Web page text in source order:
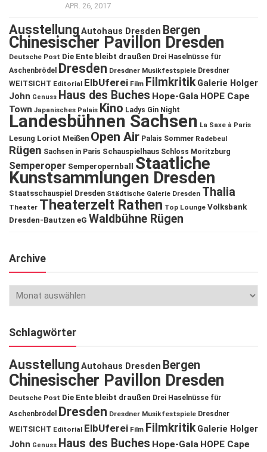
APR. 26, 2017
Ausstellung Autohaus Dresden Bergen
Chinesischer Pavillon Dresden
Deutsche Post Die Ente bleibt draußen Drei Haselnüsse für
Aschenbrödel
Dresden Dresdner Musikfestspiele Dresdner
WEITSICHT Editorial ElbUferei Film Filmkritik Galerie Holger
John Genuss Haus des Buches Hope-Gala HOPE Cape
Town Japanisches Palais Kino Ladys Gin Night
Landesbühnen Sachsen La Saxe à Paris
Lesung Loriot Meißen Open Air Palais Sommer Radebeul
Rügen Sachsen in Paris Schauspielhaus Schloss Moritzburg
Semperoper Semperopernball Staatliche
Kunstsammlungen Dresden
Staatsschauspiel Dresden Städtische Galerie Dresden Thalia
Theater Theaterzelt Rathen Top Lounge Volksbank
Dresden-Bautzen eG Waldbühne Rügen
Archive
Schlagwörter
Ausstellung Autohaus Dresden Bergen
Chinesischer Pavillon Dresden
Deutsche Post Die Ente bleibt draußen Drei Haselnüsse für
Aschenbrödel
Dresden Dresdner Musikfestspiele Dresdner
WEITSICHT Editorial ElbUferei Film Filmkritik Galerie Holger
John Genuss Haus des Buches Hope-Gala HOPE Cape